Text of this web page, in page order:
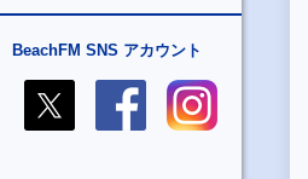
BeachFM SNS アカウント